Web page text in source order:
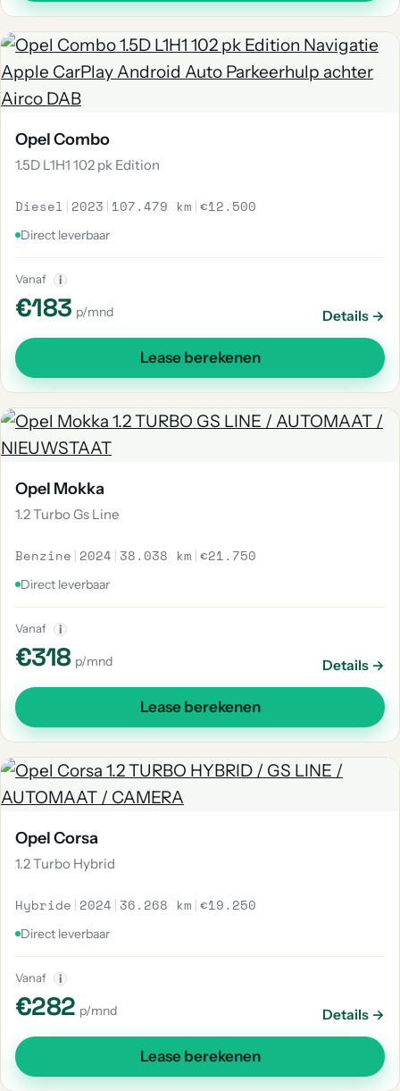
Opel Combo
1.5D L1H1 102 pk Edition
Diesel | 2023 | 107.479 km |€12.500
Direct leverbaar
Vanaf i
€183 p/mnd Details →
Lease berekenen
Opel Mokka
1.2 Turbo Gs Line
Benzine | 2024 | 38.038 km |€21.750
Direct leverbaar
Vanaf i
€318 p/mnd Details →
Lease berekenen
Opel Corsa
1.2 Turbo Hybrid
Hybride | 2024 | 36.268 km |€19.250
Direct leverbaar
Vanaf i
€282 p/mnd Details →
Lease berekenen